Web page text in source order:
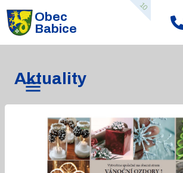
Obec
Babice
10
Aktuality